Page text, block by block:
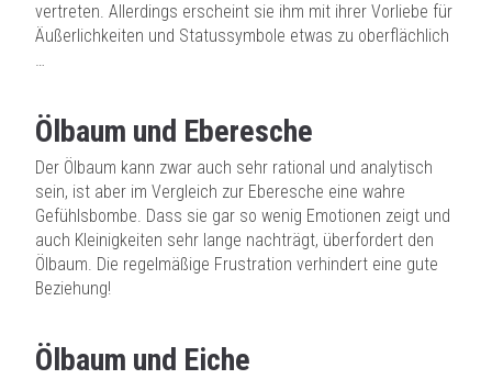
vertreten. Allerdings erscheint sie ihm mit ihrer Vorliebe für
Äußerlichkeiten und Statussymbole etwas zu oberflächlich
…
Ölbaum und Eberesche
Der Ölbaum kann zwar auch sehr rational und analytisch
sein, ist aber im Vergleich zur Eberesche eine wahre
Gefühlsbombe. Dass sie gar so wenig Emotionen zeigt und
auch Kleinigkeiten sehr lange nachträgt, überfordert den
Ölbaum. Die regelmäßige Frustration verhindert eine gute
Beziehung!
Ölbaum und Eiche